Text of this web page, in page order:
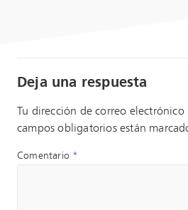
Deja una respuesta
Tu dirección de correo
campos obligatorios están
Comentario *